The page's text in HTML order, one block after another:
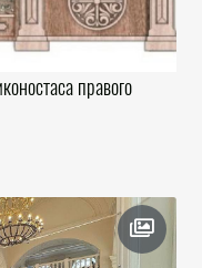
правого